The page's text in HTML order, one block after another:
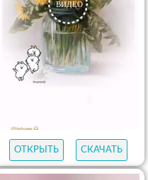
ОТКРЫТЬ СКАЧАТЬ